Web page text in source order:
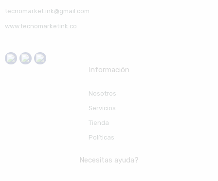
tecnomarket.ink@gmail.com
www.tecnomarketink.co
Información
Nosotros
Servicios
Tienda
Políticas
Necesitas ayuda?